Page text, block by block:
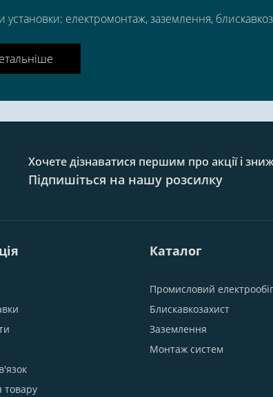
установки: електромонтаж, заземлення,
Хочете дізнаватися першим про акції і
Підпишіться на нашу розсилку
товару
Каталог
Промисловий
Блискавкозахист
Заземлення
Монтаж систем